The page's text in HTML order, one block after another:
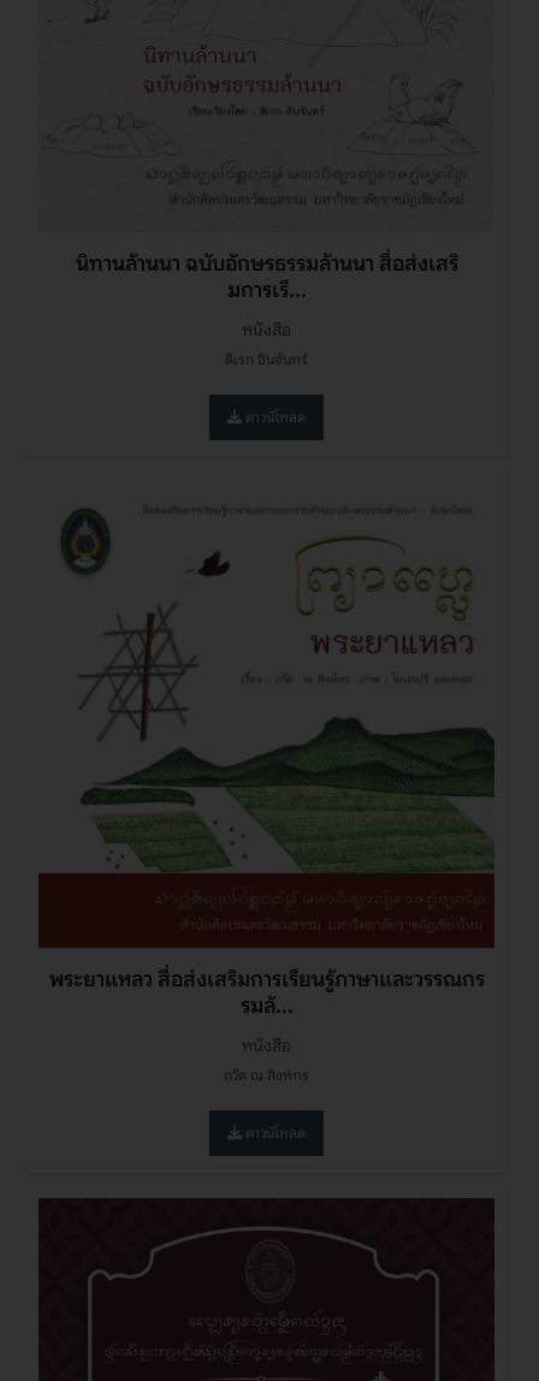
นิทานล้านนา ฉบับอักษรธรรมล้านนา สื่อส่งเสริ
มการเรี...
หนังสือ
ดิเรก อินจันทร์
ดาวน์โหลด
พระยาแหลว สื่อส่งเสริมการเรียนรู้ภาษาและวรรณกร
รมล้...
หนังสือ
ภวัต ณ สิงห์ทร
ดาวน์โหลด